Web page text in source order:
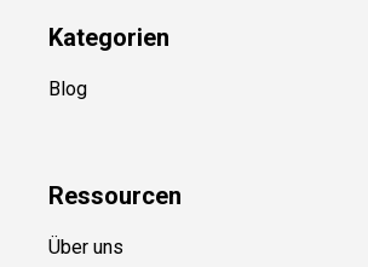
Kategorien
Blog
Ressourcen
Über uns